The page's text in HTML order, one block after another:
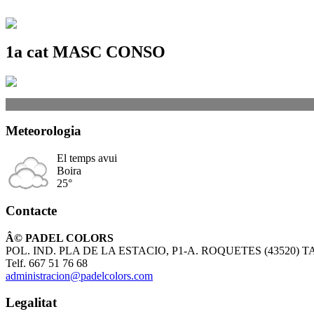
1a cat MASC CONSO
Meteorologia
El temps avui
Boira
25°
Contacte
Â© PADEL COLORS
POL. IND. PLA DE LA ESTACIO, P1-A. ROQUETES (43520)
Telf. 667 51 76 68
administracion@padelcolors.com
Legalitat